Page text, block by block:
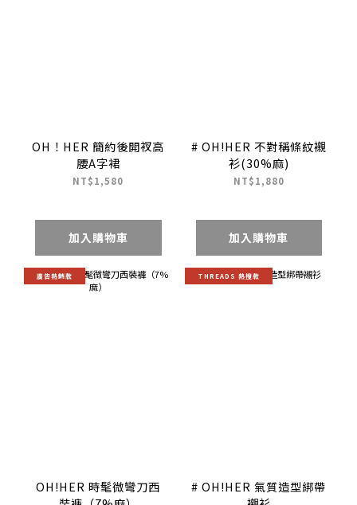
OH！HER 簡約後開衩高
腰A字裙
NT$1,580
加入購物車
# OH!HER 不對稱條紋襯
衫(30%麻)
NT$1,880
加入購物車
廣告熱銷款
OH!HER 時髦微彎刀西
THREADS 熱搜款
# OH!HER 氣質造型綁帶